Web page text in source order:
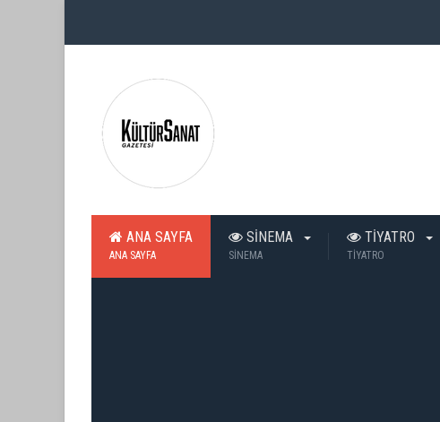
ANA SAYFA
ANA SAYFA
SİNEMA
SİNEMA
TİYATRO
TİYATRO